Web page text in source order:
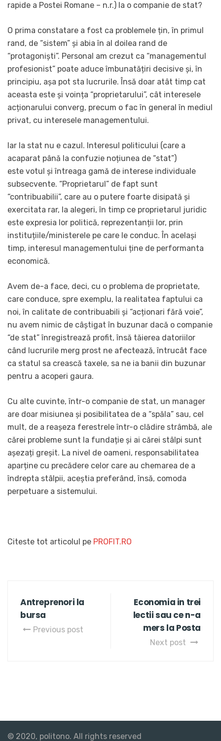
rapide a Postei Romane – n.r.) la o companie de stat?
O prima constatare a fost ca problemele țin, în primul
rand, de “sistem” și abia în al doilea rand de
“protagoniști”. Personal am crezut ca “managementul
profesionist” poate aduce îmbunatățiri decisive și, în
principiu, așa pot sta lucrurile. Însă doar atât timp cat
aceasta este și voința “proprietarului”, cât interesele
acționarului converg, precum o fac în general în mediul
privat, cu interesele managementului.
Iar la stat nu e cazul. Interesul politicului (care a
acaparat până la confuzie noțiunea de “stat”)
este votul și întreaga gamă de interese individuale
subsecvente. “Proprietarul” de fapt sunt
“contribuabilii”, care au o putere foarte disipată și
exercitata rar, la alegeri, în timp ce proprietarul juridic
este expresia lor politică, reprezentanții lor, prin
instituțiile/ministerele pe care le conduc. În același
timp, interesul managementului ține de performanta
economică.
Avem de-a face, deci, cu o problema de proprietate,
care conduce, spre exemplu, la realitatea faptului ca
noi, în calitate de contribuabili și “acționari fără voie”,
nu avem nimic de câștigat în buzunar dacă o companie
“de stat” înregistrează profit, însă tăierea datoriilor
când lucrurile merg prost ne afectează, întrucât face
ca statul sa crească taxele, sa ne ia banii din buzunar
pentru a acoperi gaura.
Cu alte cuvinte, într-o companie de stat, un manager
are doar misiunea și posibilitatea de a “spăla” sau, cel
mult, de a reașeza ferestrele într-o clădire strâmbă, ale
cărei probleme sunt la fundație și ai cărei stâlpi sunt
așezați greșit. La nivel de oameni, responsabilitatea
aparține cu precădere celor care au chemarea de a
îndrepta stâlpii, aceștia preferând, însă, comoda
perpetuare a sistemului.
Citeste tot articolul pe PROFIT.RO
Antreprenori la
bursa
Previous post
Economia in trei
lectii sau ce n-a
mers la Posta
Next post
© 2020, politono. All rights reserved